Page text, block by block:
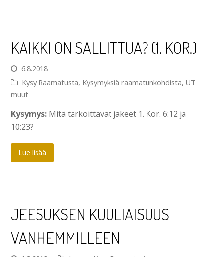
KAIKKI ON SALLITTUA? (1. KOR.)
6.8.2018
Kysy Raamatusta, Kysymyksiä raamatunkohdista, UT
muut
Kysymys: Mitä tarkoittavat jakeet 1. Kor. 6:12 ja
10:23?
Lue lisää
JEESUKSEN KUULIAISUUS
VANHEMMILLEEN